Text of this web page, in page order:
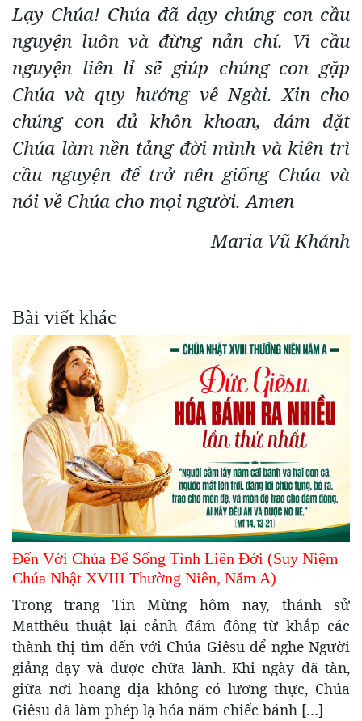
Lạy Chúa! Chúa đã dạy chúng con cầu
nguyện luôn và đừng nản chí. Vì cầu
nguyện liên lỉ sẽ giúp chúng con gặp
Chúa và quy hướng về Ngài. Xin cho
chúng con đủ khôn khoan, dám đặt
Chúa làm nền tảng đời mình và kiên trì
cầu nguyện để trở nên giống Chúa và
nói về Chúa cho mọi người. Amen
Maria Vũ Khánh
Bài viết khác
Đến Với Chúa Để Sống Tình Liên Đới (Suy Niệm
Chúa Nhật XVIII Thường Niên, Năm A)
Trong trang Tin Mừng hôm nay, thánh sử
Matthêu thuật lại cảnh đám đông từ khắp các
thành thị tìm đến với Chúa Giêsu để nghe Người
giảng dạy và được chữa lành. Khi ngày đã tàn,
giữa nơi hoang địa không có lương thực, Chúa
Giêsu đã làm phép lạ hóa năm chiếc bánh […]